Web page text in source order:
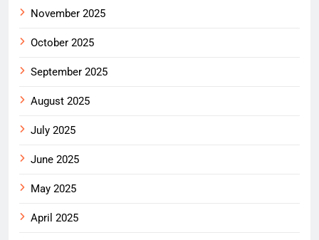
November 2025
October 2025
September 2025
August 2025
July 2025
June 2025
May 2025
April 2025